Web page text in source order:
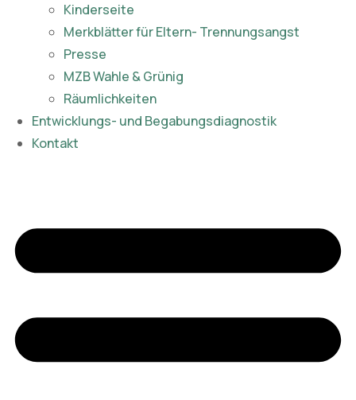
Kinderseite
Merkblätter für Eltern- Trennungsangst
Presse
MZB Wahle & Grünig
Räumlichkeiten
Entwicklungs- und Begabungsdiagnostik
Kontakt